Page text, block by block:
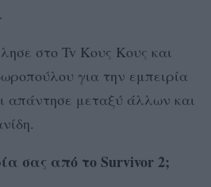
στο Tv Κους Κους και
για την εμπειρία
απάντησε μεταξύ άλλων και
σας από το Survivor 2;